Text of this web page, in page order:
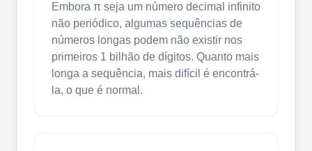
Embora π seja um número decimal infinito
não periódico, algumas sequências de
números longas podem não existir nos
primeiros 1 bilhão de dígitos. Quanto mais
longa a sequência, mais difícil é encontrá-
la, o que é normal.